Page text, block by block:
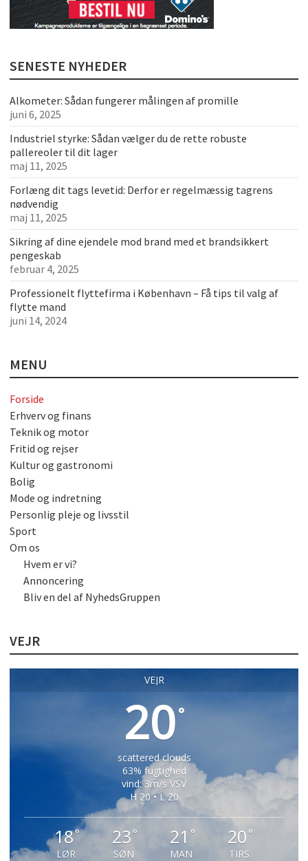
SENESTE NYHEDER
Alkometer: Sådan fungerer målingen af promille
juni 6, 2025
Industriel styrke: Sådan vælger du de rette robuste
pallereoler til dit lager
maj 11, 2025
Forlæng dit tags levetid: Derfor er regelmæssig tagrens
nødvendig
maj 11, 2025
Sikring af dine ejendele mod brand med et brandsikkert
pengeskab
februar 4, 2025
Professionelt flyttefirma i København – Få tips til valg af
flytte mand
juni 14, 2024
MENU
Forside
Erhverv og finans
Teknik og motor
Fritid og rejser
Kultur og gastronomi
Bolig
Mode og indretning
Personlig pleje og livsstil
Sport
Om os
Hvem er vi?
Annoncering
Bliv en del af NyhedsGruppen
VEJR
VEJR
20°
scattered clouds
63% fugtighed
vind: 3m/s VSV
H 20 • L 20
18°
LØR
23 °
SØN
21 °
MAN
20 °
TIRS